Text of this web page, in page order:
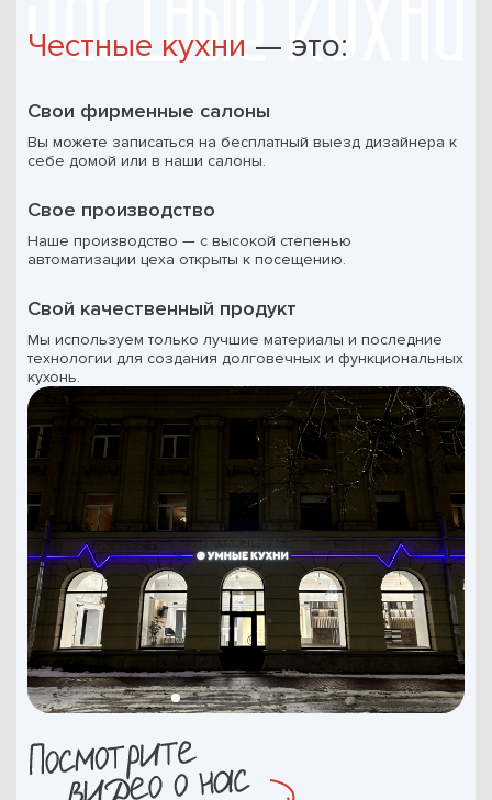
Честные кухни — это:
Свои фирменные салоны
Вы можете записаться на бесплатный выезд дизайнера к
себе домой или в наши салоны.
Свое производство
Наше производство — с высокой степенью
автоматизации цеха открыты к посещению.
Свой качественный продукт
Мы используем только лучшие материалы и последние
технологии для создания долговечных и функциональных
кухонь.